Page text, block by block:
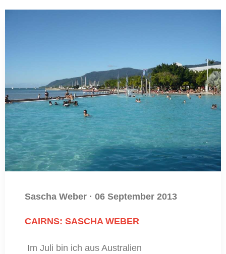
Sascha Weber · 06 September 2013
CAIRNS: SASCHA WEBER
Im Juli bin ich aus Australien